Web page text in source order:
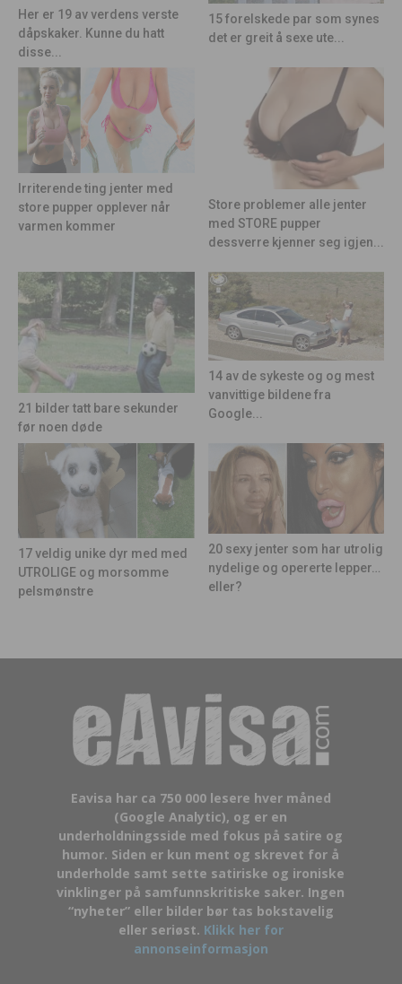
Her er 19 av verdens verste
dåpskaker. Kunne du hatt
disse...
15 forelskede par som synes
det er greit å sexe ute...
Irriterende ting jenter med
store pupper opplever når
varmen kommer
Store problemer alle jenter
med STORE pupper
dessverre kjenner seg igjen...
21 bilder tatt bare sekunder
før noen døde
14 av de sykeste og og mest
vanvittige bildene fra
Google...
17 veldig unike dyr med med
UTROLIGE og morsomme
pelsmønstre
20 sexy jenter som har utrolig
nydelige og opererte lepper…
eller?
Eavisa har ca 750 000 lesere hver måned
(Google Analytic), og er en
underholdningsside med fokus på satire og
humor. Siden er kun ment og skrevet for å
underholde samt sette satiriske og ironiske
vinklinger på samfunnskritiske saker. Ingen
“nyheter” eller bilder bør tas bokstavelig
eller seriøst. Klikk her for
annonseinformasjon